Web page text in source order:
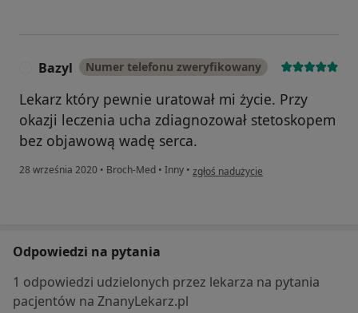
Bazyl Numer telefonu zweryfikowany
Lekarz który pewnie uratował mi życie. Przy
okazji leczenia ucha zdiagnozował stetoskopem
bez objawową wadę serca.
28 września 2020 • Broch-Med • Inny • w opinii użytkownika Bazyl
zgłoś nadużycie
Odpowiedzi na pytania
1 odpowiedzi udzielonych przez lekarza na pytania
pacjentów na ZnanyLekarz.pl